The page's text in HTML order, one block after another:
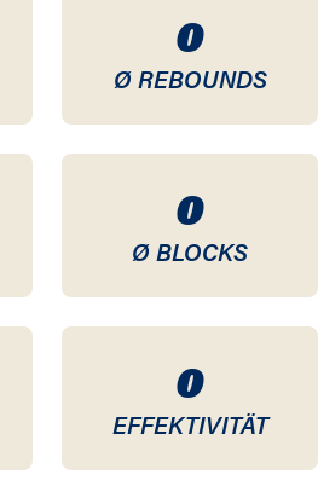
0
Ø REBOUNDS
0
Ø BLOCKS
0
EFFEKTIVITÄT